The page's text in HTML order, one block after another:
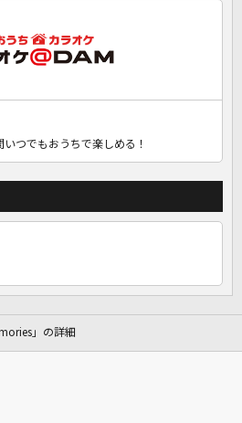
つでもおうちで楽しめる！
」の詳細